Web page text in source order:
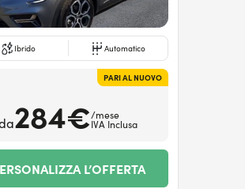
Ibrido Automatico
PARI AL NUOVO
284€/mese
IVA Inclusa
L’OFFERTA